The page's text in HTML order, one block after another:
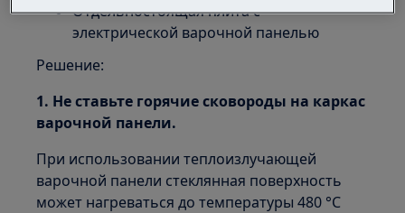
Отдельностоящая плита с
электрической варочной панелью
Решение:
1. Не ставьте горячие сковороды на каркас
варочной панели.
При использовании теплоизлучающей
варочной панели стеклянная поверхность
может нагреваться до температуры 480 °C